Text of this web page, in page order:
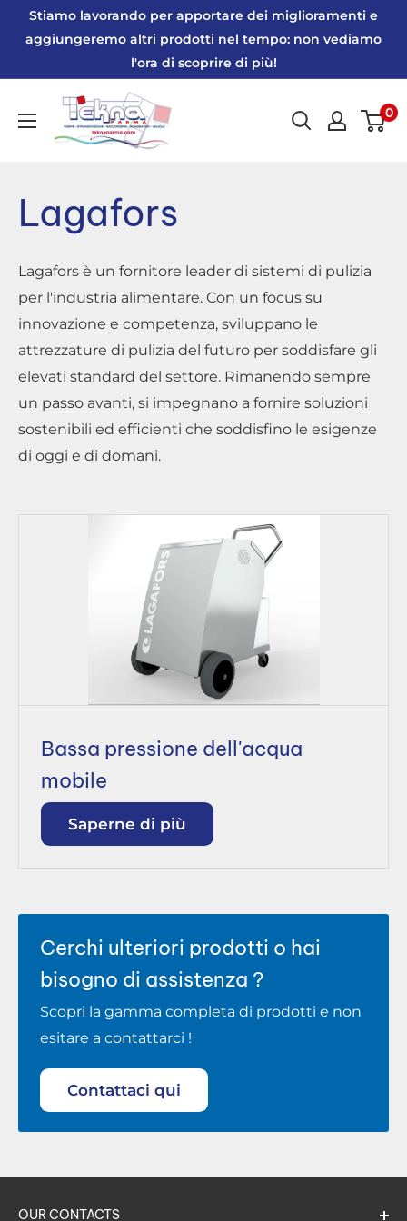
Stiamo lavorando per apportare dei miglioramenti e
aggiungeremo altri prodotti nel tempo: non vediamo
l'ora di scoprire di più!
Tekna
Parma
0
Lagafors
Lagafors è un fornitore leader di sistemi di pulizia
per l'industria alimentare. Con un focus su
innovazione e competenza, sviluppano le
attrezzature di pulizia del futuro per soddisfare gli
elevati standard del settore. Rimanendo sempre
un passo avanti, si impegnano a fornire soluzioni
sostenibili ed efficienti che soddisfino le esigenze
di oggi e di domani.
Bassa pressione dell'acqua
mobile
Saperne di più
Cerchi ulteriori prodotti o hai
bisogno di assistenza ?
Scopri la gamma completa di prodotti e non
esitare a contattarci !
Contattaci qui
OUR CONTACTS